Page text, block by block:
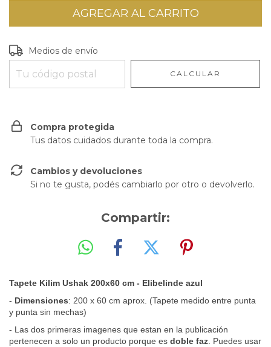
Entregas para el CP:
Medios de envío
CALCULAR
Compra protegida
Tus datos cuidados durante toda la compra.
Cambios y devoluciones
Si no te gusta, podés cambiarlo por otro o devolverlo.
Compartir:
Tapete Kilim Ushak 200x60 cm - Elibelinde azul
- Dimensiones: 200 x 60 cm aprox. (Tapete medido entre punta
y punta sin mechas)
- Las dos primeras imagenes que estan en la publicación
pertenecen a solo un producto porque es doble faz Puedes usar